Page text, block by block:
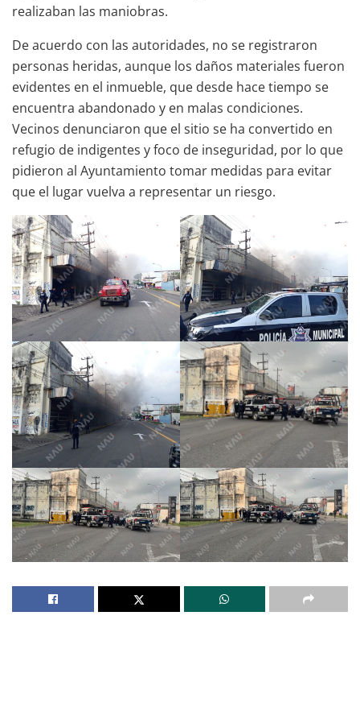
realizaban las maniobras.
De acuerdo con las autoridades, no se registraron
personas heridas, aunque los daños materiales fueron
evidentes en el inmueble, que desde hace tiempo se
encuentra abandonado y en malas condiciones.
Vecinos denunciaron que el sitio se ha convertido en
refugio de indigentes y foco de inseguridad, por lo que
pidieron al Ayuntamiento tomar medidas para evitar
que el lugar vuelva a representar un riesgo.